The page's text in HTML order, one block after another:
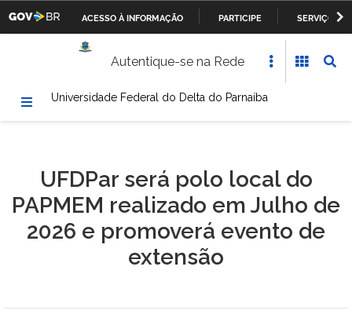
PARA
CONTEÚDO
ACESSO À INFORMAÇÃO PARTICIPE
SERVIÇOS
Ministério da Defesa
Ministério da Fazenda
Ministério da Agricultura, Pecuária e Abastecimento
Autentique-se na Rede
Universidade Federal do Delta do Parnaíba
UFDPar será polo local do
PAPMEM realizado em Julho de
2026 e promoverá evento de
extensão